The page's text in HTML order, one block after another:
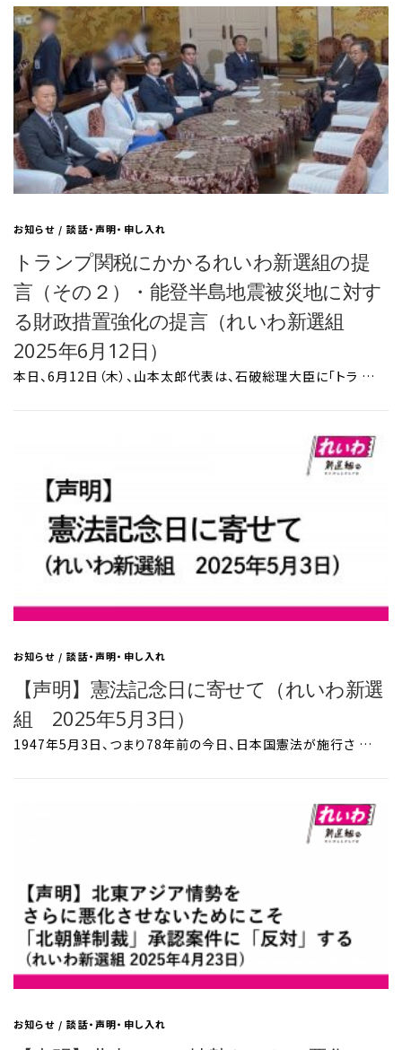
お知らせ/談話・声明・申し入れ
トランプ関税にかかるれいわ新選組の提
言（その２）・能登半島地震被災地に対す
る財政措置強化の提言（れいわ新選組
2025年6月12日）
本日、6月12日（木）、山本太郎代表は、石破総理大臣に「トラ …
お知らせ/談話・声明・申し入れ
【声明】憲法記念日に寄せて（れいわ新選
組 2025年5月3日）
1947年5月3日、つまり78年前の今日、日本国憲法が施行さ …
お知らせ/談話・声明・申し入れ